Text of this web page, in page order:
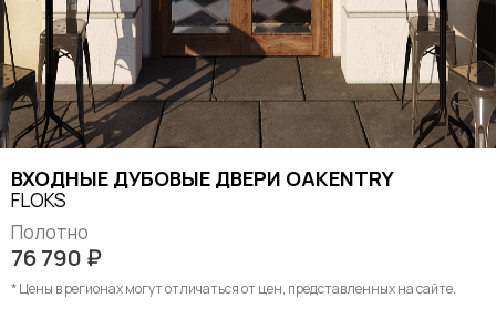
ВХОДНЫЕ ДУБОВЫЕ ДВЕРИ OAKENTRY
FLOKS
Полотно
76 790 ₽
* Цены в регионах могут отличаться от цен, представленных на сайте.